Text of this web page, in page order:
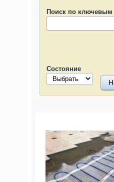
Поиск по ключевым
Состояние